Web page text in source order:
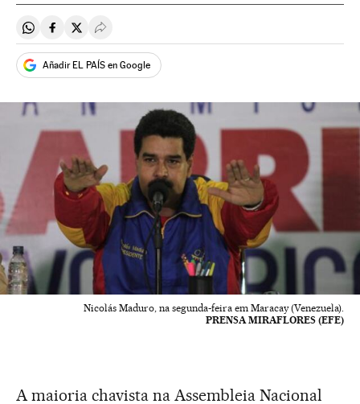
Compartir en Whatsapp
Compartir en Facebook
Compartir en Twitter
Desplegar Redes Sociales
Añadir EL PAÍS en Google
Nicolás Maduro, na segunda-feira em Maracay (Venezuela).
PRENSA MIRAFLORES (EFE)
A maioria chavista na Assembleia Nacional